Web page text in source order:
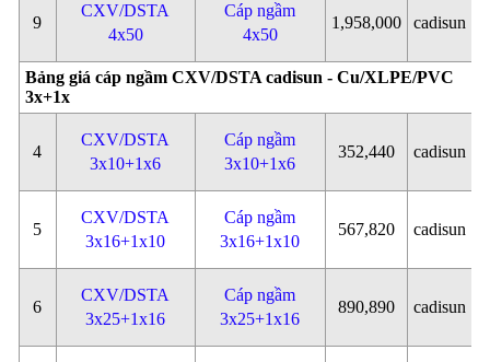
9
CXV/DSTA
4x50
Cáp ngầm
4x50
1,958,000 cadisun
Bảng giá cáp ngầm CXV/DSTA cadisun - Cu/XLPE/PVC
3x+1x
4
CXV/DSTA
3x10+1x6
Cáp ngầm
3x10+1x6
352,440 cadisun
5
CXV/DSTA
3x16+1x10
Cáp ngầm
3x16+1x10
567,820 cadisun
6
CXV/DSTA
3x25+1x16
Cáp ngầm
3x25+1x16
890,890 cadisun